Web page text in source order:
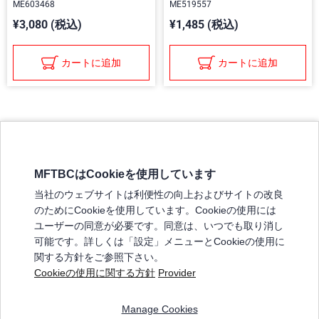
ME603468
¥3,080 (税込)
カートに追加
ME519557
¥1,485 (税込)
カートに追加
弊社の製品について
販売店リスト
よくある質問 / お問い合わせ
特定商取引法に基づく表記
三菱ふそうショップ_利用規約
MFTBCはCookieを使用しています
当社のウェブサイトは利便性の向上およびサイトの改良
のためにCookieを使用しています。Cookieの使用には
ユーザーの同意が必要です。同意は、いつでも取り消し
可能です。詳しくは「設定」メニューとCookieの使用に
関する方針をご参照下さい。
Cookieの使用に関する方針 Provider
Manage Cookies